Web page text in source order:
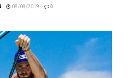
08/08/2019 0